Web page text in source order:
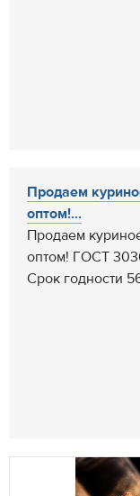
Продаем
оптом!...
Продаем
оптом! ГОСТ
Срок годности